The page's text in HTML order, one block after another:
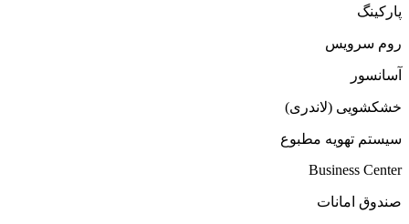
پارکینگ
روم سرویس
آسانسور
خشکشویی (لاندری)
سیستم تهویه مطبوع
Business Center
صندوق امانات